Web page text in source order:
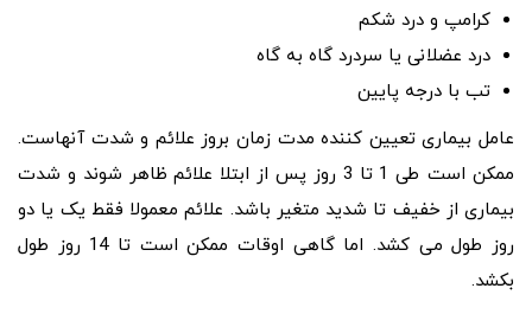
کرامپ و درد شکم
درد عضلانی یا سردرد گاه به گاه
تب با درجه پایین
عامل بیماری تعیین کننده مدت زمان بروز علائم و شدت آنهاست.
ممکن است طی 1 تا 3 روز پس از ابتلا علائم ظاهر شوند و شدت
بیماری از خفیف تا شدید متغیر باشد. علائم معمولا فقط یک یا دو
روز طول می کشد. اما گاهی اوقات ممکن است تا 14 روز طول
بکشد.